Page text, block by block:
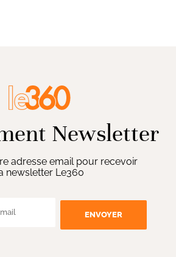
Newsletter
adresse email pour recevoir
newsletter Le360
ENVOYER